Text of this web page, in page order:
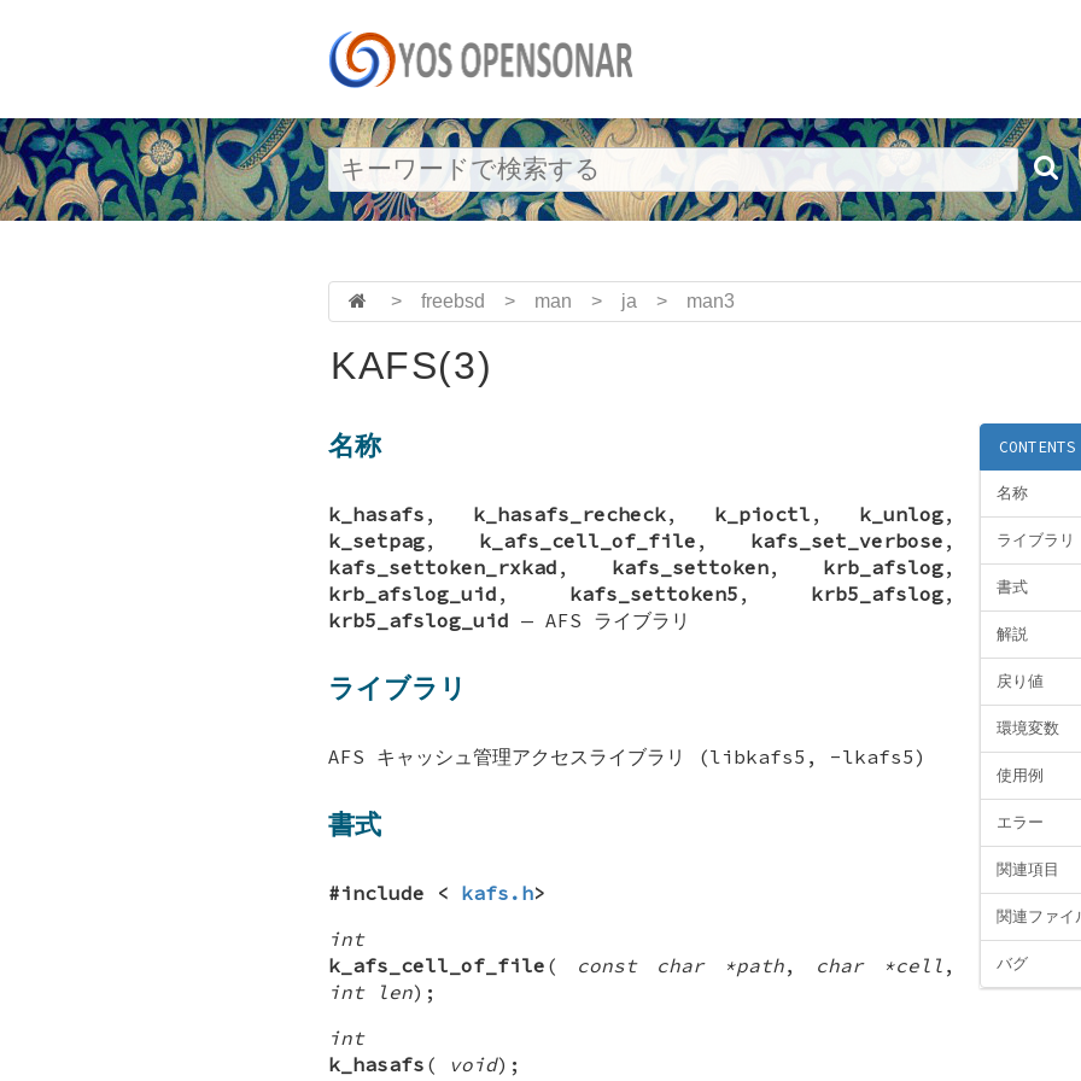
> freebsd > man > ja > man3
KAFS(3)
CONTENTS
名称
ライブラリ
書式
解説
戻り値
環境変数
使用例
エラー
関連項目
関連ファイ
バグ
名称
k_hasafs , k_hasafs_recheck, k_pioctl , k_unlog,
k_setpag, k_afs_cell_of_file , kafs_set_verbose ,
kafs_settoken_rxkad , kafs_settoken, krb_afslog,
krb_afslog_uid , kafs_settoken5 , krb5_afslog,
krb5_afslog_uid — AFS ライブラリ
ライブラリ
AFS キャッシュ管理アクセスライブラリ (libkafs5, -lkafs5)
書式
#include < kafs.h>
int
k_afs_cell_of_file ( const char *path, char *cell ,
int len);
int
k_hasafs ( void);